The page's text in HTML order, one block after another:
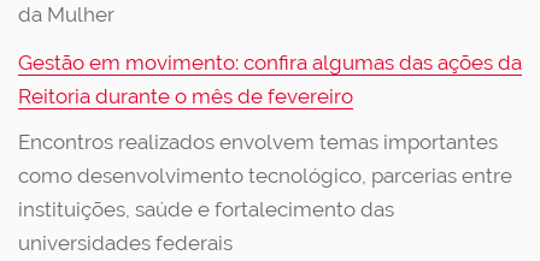
da Mulher
Gestão em movimento: confira algumas das ações da
Reitoria durante o mês de fevereiro
Encontros realizados envolvem temas importantes
como desenvolvimento tecnológico, parcerias entre
instituições, saúde e fortalecimento das
universidades federais